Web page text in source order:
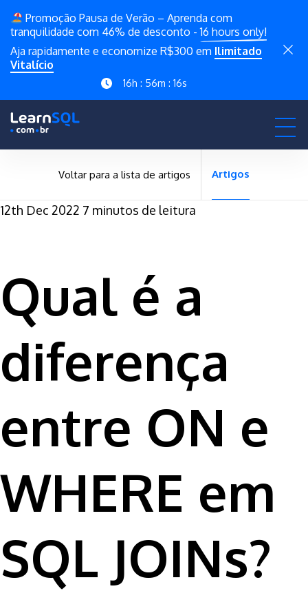
Promoção Pausa de Verão – Aprenda com
tranquilidade com 46% de desconto -16 hours only!
Aja rapidamente e economize R$300 em Ilimitado
Vitalício
16h : 56m : 16s
Voltar para a lista de artigos Artigos
12th Dec 2022 7 minutos de leitura
Qual é a
diferença
entre ON e
WHERE em
SQL JOINs?